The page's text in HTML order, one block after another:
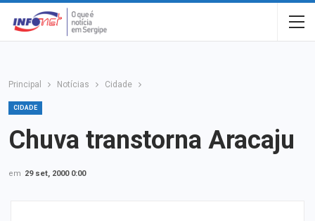
Principal Notícias Cidade
CIDADE
Chuva transtorna Aracaju
em 29 set, 2000 0:00